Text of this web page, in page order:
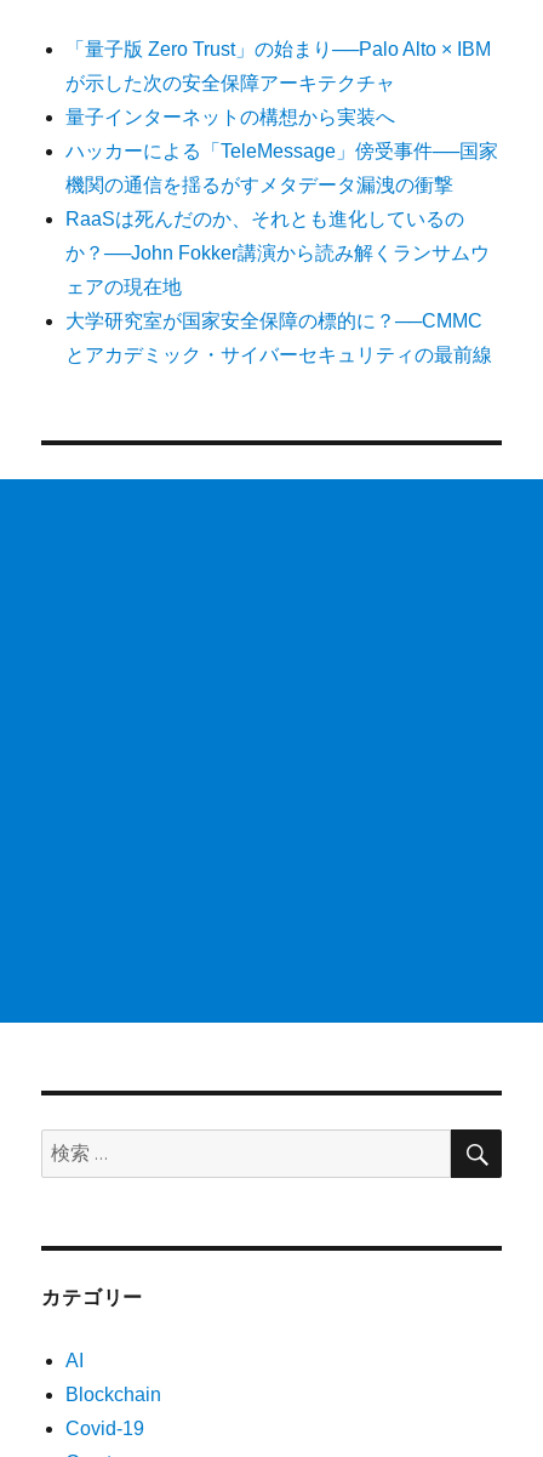
「量子版 Zero Trust」の始まり──Palo Alto × IBM
が示した次の安全保障アーキテクチャ
量子インターネットの構想から実装へ
ハッカーによる「TeleMessage」傍受事件──国家
機関の通信を揺るがすメタデータ漏洩の衝撃
RaaSは死んだのか、それとも進化しているの
か？──John Fokker講演から読み解くランサムウ
ェアの現在地
大学研究室が国家安全保障の標的に？──CMMC
とアカデミック・サイバーセキュリティの最前線
検
索:
検
カテゴリー
AI
Blockchain
Covid-19